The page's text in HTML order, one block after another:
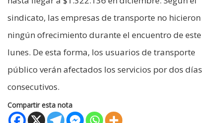
sindicato, las empresas de transporte no hicieron
ningún ofrecimiento durante el encuentro de este
lunes. De esta forma, los usuarios de transporte
público verán afectados los servicios por dos días
consecutivos.
Compartir esta nota